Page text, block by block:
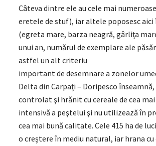
Câteva dintre ele au cele mai
eretele de stuf), iar altele poposesc
(egreta mare, barza neagră, gârliţa
unui an, numărul de exemplare ale
astfel un alt criteriu
important de desemnare a zonelor
Delta din Carpaţi – Doripesco
controlat şi hrănit cu cereale de cea
intensivă a peştelui şi nu utilizează în
cea mai bună calitate. Cele 415 ha de
o creştere în mediu natural, iar hrana